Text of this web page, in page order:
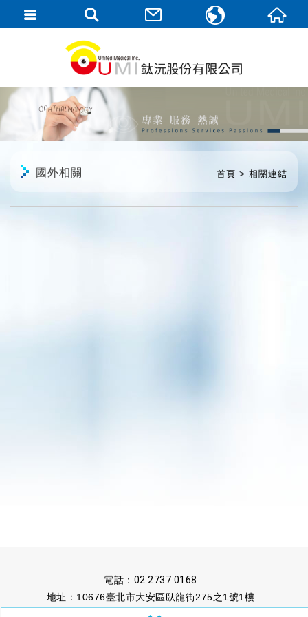
首頁 相關連結
國外相關
電話： 02 2737 0168
地址：10676臺北市大安區臥龍街275之1號1樓
信箱：untaipei@ms13.hinet.net
English